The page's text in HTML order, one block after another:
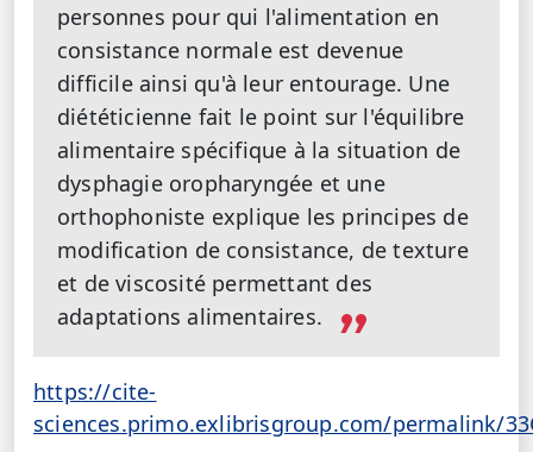
personnes pour qui l'alimentation en
consistance normale est devenue
difficile ainsi qu'à leur entourage. Une
diététicienne fait le point sur l'équilibre
alimentaire spécifique à la situation de
dysphagie oropharyngée et une
orthophoniste explique les principes de
modification de consistance, de texture
et de viscosité permettant des
adaptations alimentaires.
https://cite-
sciences.primo.exlibrisgroup.com/permalink/